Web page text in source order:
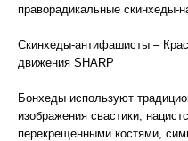
праворадикальные скинхеды-
Скинхеды-антифашисты –
движения SHARP
Бонхеды используют
изображения свастики,
перекрещенными костями,